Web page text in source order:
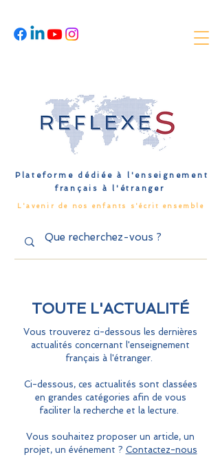
Plateforme dédiée à l'enseignement
français à l'étranger
L'avenir de nos enfants s'écrit ensemble
TOUTE L'ACTUALITÉ
Vous trouverez ci-dessous les dernières
actualités concernant l'enseignement
français à l'étranger.
Ci-dessous, ces actualités sont classées
en grandes catégories afin de vous
faciliter la recherche et la lecture.
Vous souhaitez proposer un article, un
projet, un événement ? Contactez-nous